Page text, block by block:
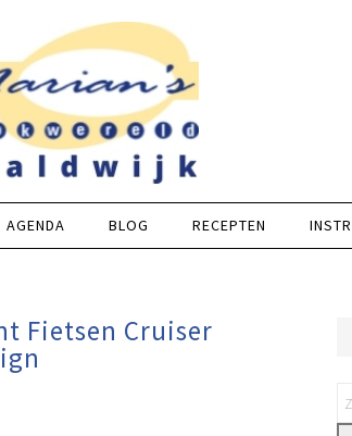
AGENDA BLOG RECEPTEN
Fietsen Cruiser